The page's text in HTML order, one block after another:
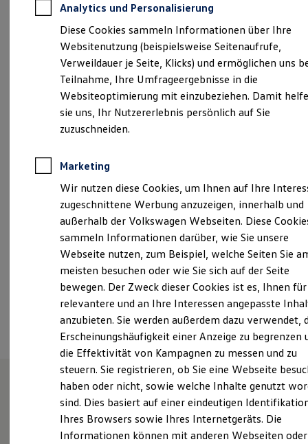
Kfz-Versicherung
Restschuldversicherungen
Garantien
Wartungsverträge
Geschäftskunden
Professional Class bei Volkswagen
Großkunden
Behörden
Direktkunden
Sonderfahrzeuge
Anpfiff zum Gewinn
Elektroautos
ID. Tutorials
Elektrofahrzeugkonzepte
Reichweite
Reichweite der ID. Modelle
Reichweite im Winter
Laden
Laden unterwegs
Laden Zuhause
Ladestationen finden
Ladezeitensimulator
Batterie
Sicherheit
Garantie und Lebensdauer
Nachhaltigkeit
Technologie
Kosten und Kauf
Verbrauchskosten
Kaufoptionen
E-Auto-Förderung
Software und Konnektivität
Verantwortlich für die Inhalte auf dieser Seite ist die Auto Thomas
Impressum & Rechtliches)
Am Volkspark 5 - 7, 50321 Brühl
info-bruehl@auto-thomas.de
Montag
Sonntag
Geschlossen
Ansprechpartner
Unsere Leistungenim
Überblick
Analytics und Personalisierung
Diese Cookies sammeln Informationen über Ihre
Websitenutzung (beispielsweise Seitenaufrufe,
Verweildauer je Seite, Klicks) und ermöglichen uns
Teilnahme, Ihre Umfrageergebnisse in die
Websiteoptimierung mit einzubeziehen. Damit
sie uns, Ihr Nutzererlebnis persönlich auf Sie
zuzuschneiden.
Marketing
Wir nutzen diese Cookies, um Ihnen auf Ihre
zugeschnittene Werbung anzuzeigen, innerhalb und
außerhalb der Volkswagen Webseiten. Diese
sammeln Informationen darüber, wie Sie unsere
Webseite nutzen, zum Beispiel, welche Seiten Sie
meisten besuchen oder wie Sie sich auf der Seite
bewegen. Der Zweck dieser Cookies ist es, Ihnen für
relevantere und an Ihre Interessen angepasste
anzubieten. Sie werden außerdem dazu verwendet,
Erscheinungshäufigkeit einer Anzeige zu begrenzen
die Effektivität von Kampagnen zu messen und zu
steuern. Sie registrieren, ob Sie eine Webseite
haben oder nicht, sowie welche Inhalte genutzt
sind. Dies basiert auf einer eindeutigen
Ihres Browsers sowie Ihres Internetgeräts. Die
Informationen können mit anderen Webseiten oder